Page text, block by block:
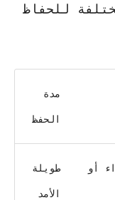
للحفاظ
مدة
الحفظ
أو طويلة
الأمد